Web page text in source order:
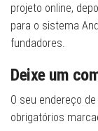
projeto online,
para o sistema
fundadores.
Deixe um
O seu endereço
obrigatórios